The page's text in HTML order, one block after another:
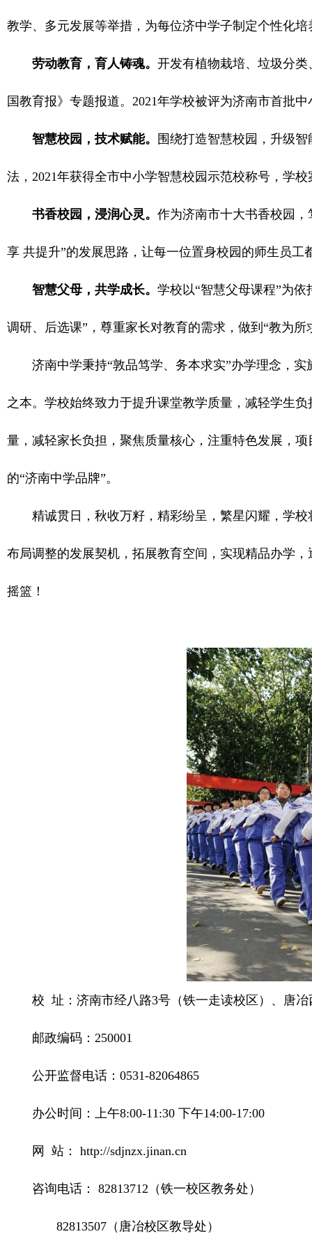
教学、多元发展等举措，为每位济中学子制定个性化培
劳动教育，育人铸魂。 开发有植物栽培、垃圾分
国教育报》专题报道。2021年学校被评为济南市首批
智慧校园，技术赋能。 围绕打造智慧校园，升级
法，2021年获得全市中小学智慧校园示范校称号，学
书香校园，浸润心灵。 作为济南市十大书香校园
享 共提升”的发展思路，让每一位置身校园的师生员
智慧父母，共学成长。 学校以“智慧父母课程”为
调研、后选课”，尊重家长对教育的需求，做到“教为
济南中学秉持“敦品笃学、务本求实”办学理念，
之本。学校始终致力于提升课堂教学质量，减轻学生
量，减轻家长负担，聚焦质量核心，注重特色发展，
的“济南中学品牌”。
精诚贯日，秋收万籽，精彩纷呈，繁星闪耀，学
布局调整的发展契机，拓展教育空间，实现精品办学
摇篮！
校 址：济南市经八路3号（铁一走读校区）、唐
邮政编码：250001
公开监督电话：0531-82064865
办公时间：上午8:00-11:30 下午14:00-17:00
网 站： http://sdjnzx.jinan.cn
咨询电话： 82813712（铁一校区教务处）
82813507（唐冶校区教导处）